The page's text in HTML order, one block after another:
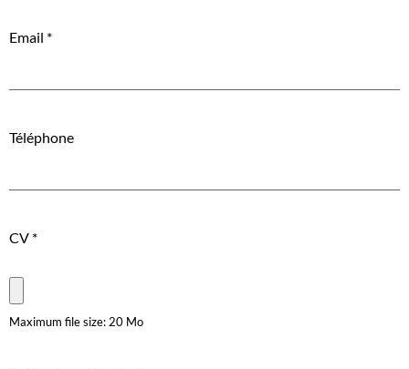
Email *
Téléphone
CV *
Maximum file size: 20 Mo